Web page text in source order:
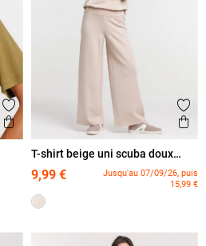
Ajouter aux favoris
Aperçu rapide
T-shirt beige uni scuba doux
femme
9,99 €
Jusqu'au 07/09/26, puis
15,99 €